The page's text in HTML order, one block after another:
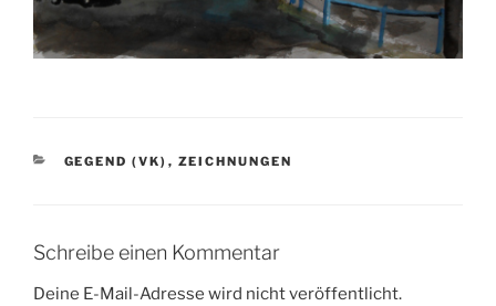
KATEGORIEN
GEGEND (VK) , ZEICHNUNGEN
Schreibe einen Kommentar
Deine E-Mail-Adresse wird nicht veröffentlicht.